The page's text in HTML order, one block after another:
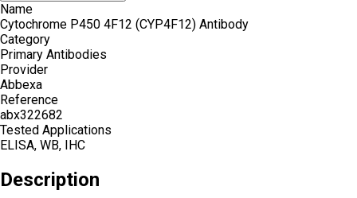
Name
Cytochrome P450 4F12 (CYP4F12) Antibody
Category
Primary Antibodies
Provider
Abbexa
Reference
abx322682
Tested Applications
ELISA, WB, IHC
Description